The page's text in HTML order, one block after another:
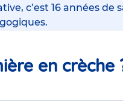
c’est 16 années de
en crèche